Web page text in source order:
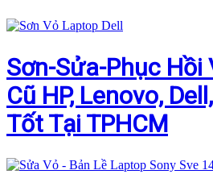
Sơn-Sửa-Phục Hồi
Cũ HP, Lenovo,
Tốt Tại TPHCM